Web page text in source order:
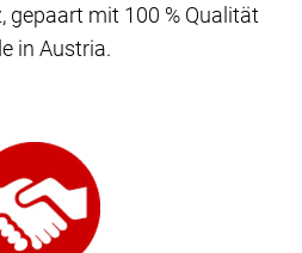
gepaart mit 100 % Qualität
in Austria.